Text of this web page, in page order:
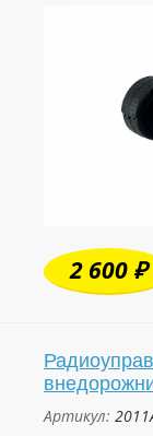
2 600 ₽
Артикул: